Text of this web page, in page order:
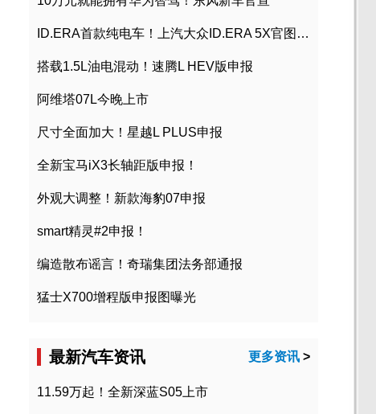
ID.ERA首款纯电车！上汽大众ID.ERA 5X官图发布
搭载1.5L油电混动！速腾L HEV版申报
阿维塔07L今晚上市
尺寸全面加大！星越L PLUS申报
全新宝马iX3长轴距版申报！
外观大调整！新款海豹07申报
smart精灵#2申报！
编造散布谣言！奇瑞集团法务部通报
猛士X700增程版申报图曝光
最新汽车资讯 更多资讯 >
11.59万起！全新深蓝S05上市